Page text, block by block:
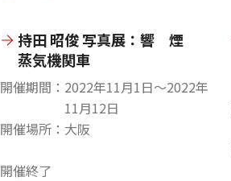
持田 昭俊 写真展：響 煙
蒸気機関車
開催期間
2022年11月1日〜2022年
11月12日
開催場所
大阪
開催終了